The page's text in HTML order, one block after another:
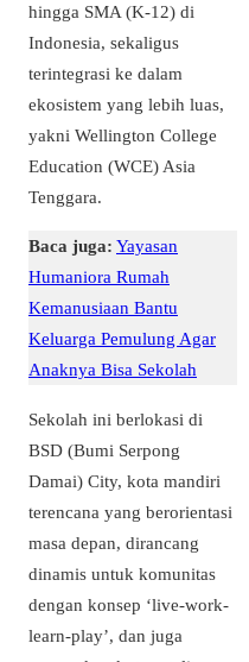
hingga SMA (K-12) di
Indonesia, sekaligus
terintegrasi ke dalam
ekosistem yang lebih luas,
yakni Wellington College
Education (WCE) Asia
Tenggara.
Baca juga: Yayasan
Humaniora Rumah
Kemanusiaan Bantu
Keluarga Pemulung Agar
Anaknya Bisa Sekolah
Sekolah ini berlokasi di
BSD (Bumi Serpong
Damai) City, kota mandiri
terencana yang berorientasi
masa depan, dirancang
dinamis untuk komunitas
dengan konsep ‘live-work-
learn-play’, dan juga